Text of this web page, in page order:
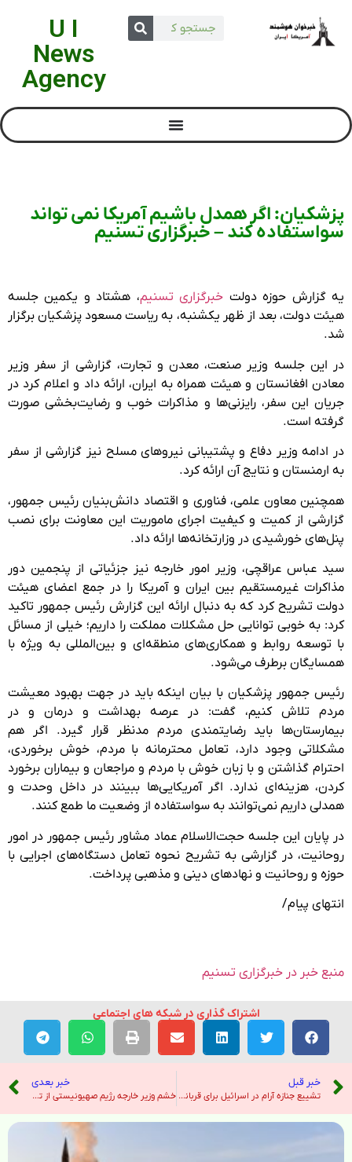
U I
News
Agency
پزشکیان: اگر همدل باشیم آمریکا نمی تواند
سواستفاده کند – خبرگزاری تسنیم
یه گزارش حوزه دولت خبرگزاری تسنیم، هشتاد و یکمین جلسه
هیئت دولت، بعد از ظهر یکشنبه، به ریاست مسعود پزشکیان برگزار
شد.
در این جلسه وزیر صنعت، معدن و تجارت، گزارشی از سفر وزیر
معادن افغانستان و هیئت همراه به ایران، ارائه داد و اعلام کرد در
جریان این سفر، رایزنی‌ها و مذاکرات خوب و رضایت‌بخشی صورت
گرفته است.
در ادامه وزیر دفاع و پشتیبانی نیروهای مسلح نیز گزارشی از سفر
به ارمنستان و نتایج آن ارائه کرد.
همچنین معاون علمی، فناوری و اقتصاد دانش‌بنیان رئیس جمهور،
گزارشی از کمیت و کیفیت اجرای ماموریت این معاونت برای نصب
پنل‌های خورشیدی در وزارتخانه‌ها ارائه داد.
سید عباس عراقچی، وزیر امور خارجه نیز جزئیاتی از پنجمین دور
مذاکرات غیرمستقیم بین ایران و آمریکا را در جمع اعضای هیئت
دولت تشریح کرد که به دنبال ارائه این گزارش رئیس جمهور تاکید
کرد: به خوبی توانایی حل مشکلات مملکت را داریم؛ خیلی از مسائل
با توسعه روابط و همکاری‌های منطقه‌ای و بین‌المللی به ویژه با
همسایگان برطرف می‌شود.
رئیس جمهور پزشکیان با بیان اینکه باید در جهت بهبود معیشت
مردم تلاش کنیم، گفت: در عرصه بهداشت و درمان و در
بیمارستان‌ها باید رضایتمندی مردم مدنظر قرار گیرد. اگر هم
مشکلاتی وجود دارد، تعامل محترمانه با مردم، خوش برخوردی،
احترام گذاشتن و با زبان خوش با مردم و مراجعان و بیماران برخورد
کردن، هزینه‌ای ندارد. اگر آمریکایی‌ها ببینند در داخل وحدت و
همدلی داریم نمی‌توانند به سواستفاده از وضعیت ما طمع کنند.
در پایان این جلسه حجت‌الاسلام عماد مشاور رئیس جمهور در امور
روحانیت، در گزارشی به تشریح نحوه تعامل دستگاه‌های اجرایی با
حوزه و روحانیت و نهادهای دینی و مذهبی پرداخت.
انتهای پیام/
منبع خبر در خبرگزاری تسنیم
اشتراک گذاری در شبکه های اجتماعی
خبر قبل
تشییع جنازه آرام در اسرائیل برای قربانی تیراندازی واشنگتن – نیویورک تایمز
خبر بعدی
خشم وزیر خارجه رژیم صهیونیستی از تصمیم برخی از کشورهای اروپایی درباره کشور مستقل فلسطین – خبرگزاری ایرنا